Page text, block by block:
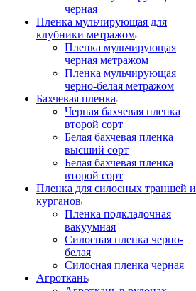
черная
Пленка мульчирующая для
клубники метражом
Пленка мульчирующая
черная метражом
Пленка мульчирующая
черно-белая метражом
Бахчевая пленка
Черная бахчевая пленка
второй сорт
Белая бахчевая пленка
высший сорт
Белая бахчевая пленка
второй сорт
Пленка для силосных траншей и
курганов
Пленка подкладочная
вакуумная
Силосная пленка черно-
белая
Силосная пленка черная
Агроткань